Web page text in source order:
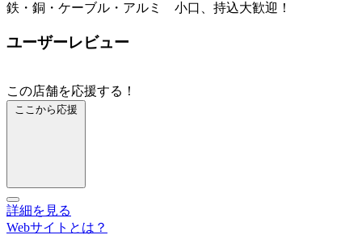
鉄・銅・ケーブル・アルミ 小口、持込大歓迎！
ユーザーレビュー
この店舗を応援する！
ここから応援
詳細を見る
Webサイトとは？